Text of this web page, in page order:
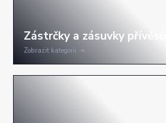
Zobrazit kategorii